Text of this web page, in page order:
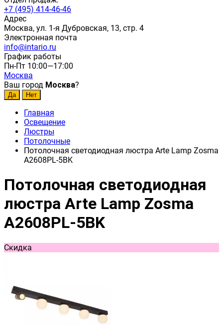
+7 (495) 414-46-46
Адрес
Москва, ул. 1-я Дубровская, 13, стр. 4
Электронная почта
info@intario.ru
График работы
Пн-Пт 10:00—17:00
Москва
Ваш город Москва?
Главная
Освещение
Люстры
Потолочные
Потолочная светодиодная люстра Arte Lamp Zosma
A2608PL-5BK
Потолочная светодиодная
люстра Arte Lamp Zosma
A2608PL-5BK
Скидка